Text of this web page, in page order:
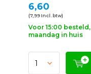
6,60
(7,99 Incl. btw)
Voor 15:00 besteld,
maandag in huis